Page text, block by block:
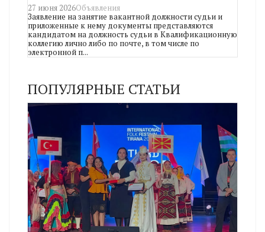
27 июня 2026Объявления
Заявление на занятие вакантной должности судьи и
приложенные к нему документы представляются
кандидатом на должность судьи в Квалификационную
коллегию лично либо по почте, в том числе по
электронной п...
ПОПУЛЯРНЫЕ СТАТЬИ